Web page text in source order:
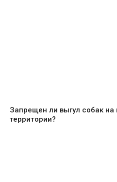
Запрещен ли выгул собак на
территории?